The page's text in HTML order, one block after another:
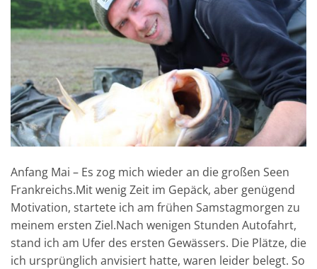
Anfang Mai – Es zog mich wieder an die großen Seen
Frankreichs.Mit wenig Zeit im Gepäck, aber genügend
Motivation, startete ich am frühen Samstagmorgen zu
meinem ersten Ziel.Nach wenigen Stunden Autofahrt,
stand ich am Ufer des ersten Gewässers. Die Plätze, die
ich ursprünglich anvisiert hatte, waren leider belegt. So